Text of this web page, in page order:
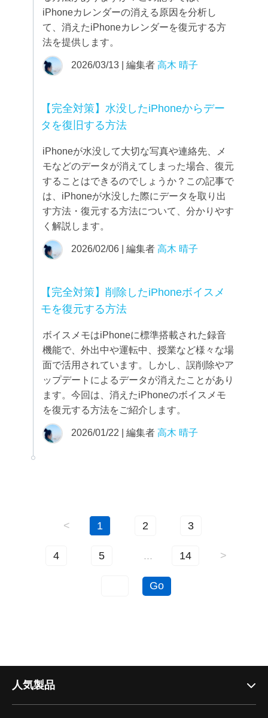
iPhoneカレンダーの消える原因を分析し
て、消えたiPhoneカレンダーを復元する方
法を提供します。
2026/03/13 | 編集者 高木 晴子
【完全対策】水没したiPhoneからデー
タを復旧する方法
iPhoneが水没して大切な写真や連絡先、メ
モなどのデータが消えてしまった場合、復元
することはできるのでしょうか？この記事で
は、iPhoneが水没した際にデータを取り出
す方法・復元する方法について、分かりやす
く解説します。
2026/02/06 | 編集者 高木 晴子
【完全対策】削除したiPhoneボイスメ
モを復元する方法
ボイスメモはiPhoneに標準搭載された録音
機能で、外出中や運転中、授業など様々な場
面で活用されています。しかし、誤削除やア
ップデートによるデータが消えたことがあり
ます。今回は、消えたiPhoneのボイスメモ
を復元する方法をご紹介します。
2026/01/22 | 編集者 高木 晴子
< 1 2 3
4 5 ... 14 >
Go
人気製品